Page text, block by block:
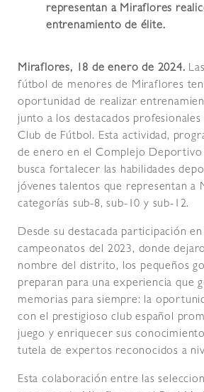
representan a Miraflores
entrenamiento de élite.
Miraflores, 18 de enero de 2024.
fútbol de menores de Miraflores
oportunidad de realizar
junto a los destacados
Club de Fútbol. Esta actividad,
de enero en el Complejo Deportivo
busca fortalecer las habilidades
jóvenes talentos que representan a
categorías sub-8, sub-10 y sub-12.
Desde su destacada participación
campeonatos del 2023, donde
nombre del distrito, los pequeños
preparan para una experiencia que
memorias para siempre: la
con el prestigioso club español
juego y enriquecer sus
tutela de expertos reconocidos a
Esta colaboración entre las